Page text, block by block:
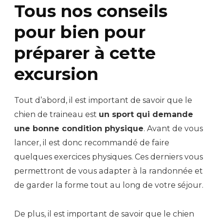
Tous nos conseils
pour bien pour
préparer à cette
excursion
Tout d’abord, il est important de savoir que le
chien de traineau est un sport qui demande
une bonne condition physique. Avant de vous
lancer, il est donc recommandé de faire
quelques exercices physiques. Ces derniers vous
permettront de vous adapter à la randonnée et
de garder la forme tout au long de votre séjour.
De plus, il est important de savoir que le chien